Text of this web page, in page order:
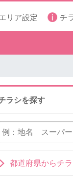
リア設定 チ
ラシを探す
都道府県からチ